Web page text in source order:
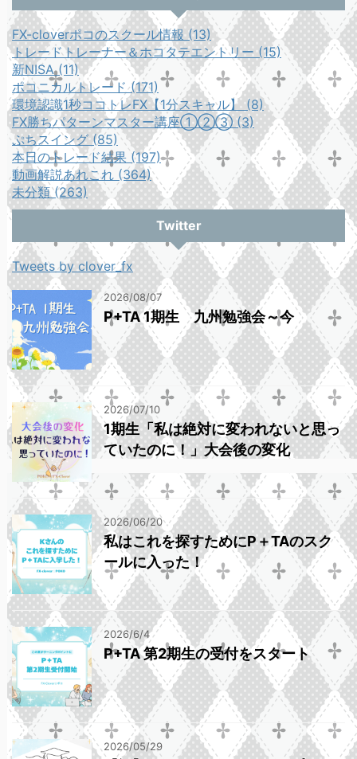
FX-cloverポコのスクール情報 (13)
トレードトレーナー＆ホコタテエントリー (15)
新NISA (11)
ポコニカルトレード (171)
環境認識1秒ココトレFX【1分スキャル】 (8)
FX勝ちパターンマスター講座①②③ (3)
ぷちスイング (85)
本日のトレード結果 (197)
動画解説あれこれ (364)
未分類 (263)
Twitter
Tweets by clover_fx
2026/08/07
P+TA 1期生 九州勉強会～今
2026/07/10
1期生「私は絶対に変われないと思っ
ていたのに！」大会後の変化
2026/06/20
私はこれを探すためにP＋TAのスク
ールに入った！
2026/6/4
P+TA 第2期生の受付をスタート
2026/05/29